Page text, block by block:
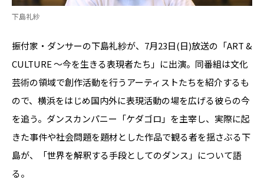
下島礼紗
振付家・ダンサーの下島礼紗が、7月23日(日)放送の「ART &
CULTURE ～今を生きる表現者たち」に出演。同番組は文化
芸術の領域で創作活動を行うアーティストたちを紹介するも
ので、横浜をはじめ国内外に表現活動の場を広げる彼らの今
を追う。ダンスカンパニー「ケダゴロ」を主宰し、実際に起
きた事件や社会問題を題材とした作品で観る者を揺さぶる下
島が、「世界を解釈する手段としてのダンス」について語
る。